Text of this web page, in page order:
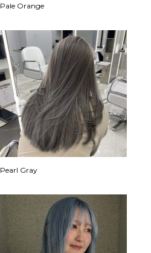
Pale Orange
Pearl Gray